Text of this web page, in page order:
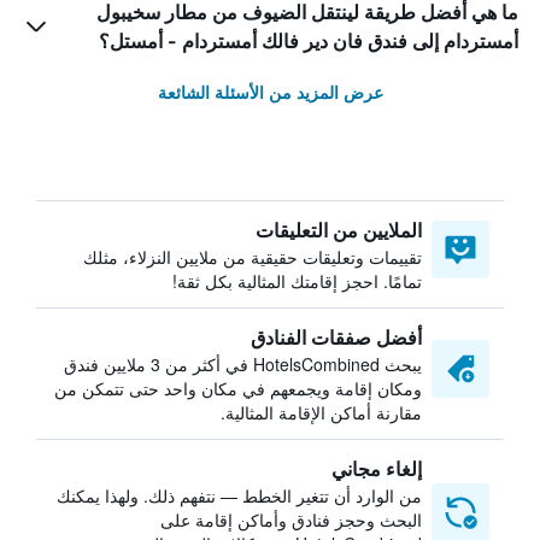
ما هي أفضل طريقة لينتقل الضيوف من مطار سخيبول
أمستردام إلى فندق فان دير فالك أمستردام - أمستل؟
عرض المزيد من الأسئلة الشائعة
الملايين من التعليقات
تقييمات وتعليقات حقيقية من ملايين النزلاء، مثلك
تمامًا. احجز إقامتك المثالية بكل ثقة!
أفضل صفقات الفنادق
يبحث HotelsCombined في أكثر من 3 ملايين فندق
ومكان إقامة ويجمعهم في مكان واحد حتى تتمكن من
مقارنة أماكن الإقامة المثالية.
إلغاء مجاني
من الوارد أن تتغير الخطط — نتفهم ذلك. ولهذا يمكنك
البحث وحجز فنادق وأماكن إقامة على